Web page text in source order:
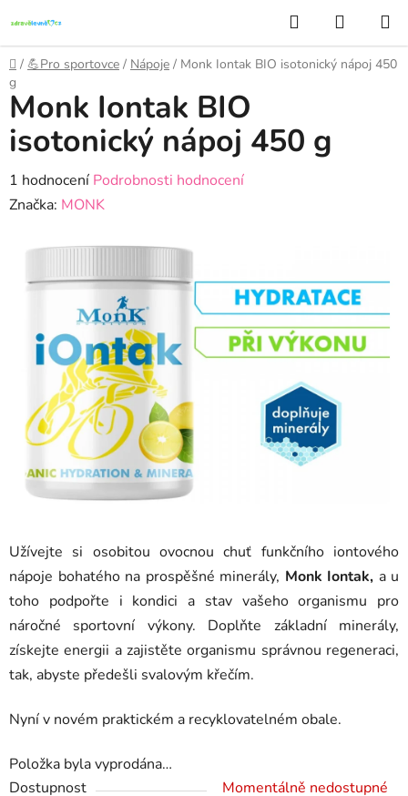
na
obsah
Hledat
KOŠÍK
Domů
/ 💪Pro sportovce / Nápoje / Monk Iontak BIO isotonický nápoj 450
g
Užívejte si osobitou ovocnou chuť funkčního iontového
nápoje bohatého na prospěšné minerály, Monk Iontak, a u
toho podpořte i kondici a stav vašeho organismu pro
náročné sportovní výkony. Doplňte základní minerály,
získejte energii a zajistěte organismu správnou regeneraci,
tak, abyste předešli svalovým křečím.
Nyní v novém praktickém a recyklovatelném obale.
Položka byla vyprodána…
Dostupnost
Momentálně nedostupné
Monk Iontak BIO
isotonický nápoj 450 g
Průměrné
hodnocení
5,0
hvězdiček.
1 hodnocení Podrobnosti hodnocení
Značka: MONK